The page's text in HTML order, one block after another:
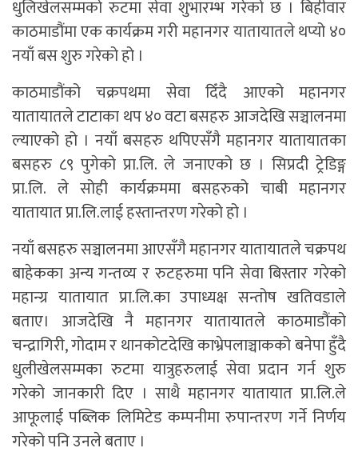
धुलिखेलसम्मको रुटमा सेवा शुभारम्भ गरेको छ । बिहीवार
काठमाडौंमा एक कार्यक्रम गरी महानगर यातायातले थप्यो ४०
नयाँ बस शुरु गरेको हो ।
काठमाडौंको चक्रपथमा सेवा दिँदै आएको महानगर
यातायातले टाटाका थप ४० वटा बसहरु आजदेखि सञ्चालनमा
ल्याएको हो । नयाँ बसहरु थपिएसँगै महानगर यातायातका
बसहरु ८९ पुगेको प्रा.लि. ले जनाएको छ । सिप्रदी ट्रेडिङ्ग
प्रा.लि. ले सोही कार्यक्रममा बसहरुको चाबी महानगर
यातायात प्रा.लि.लाई हस्तान्तरण गरेको हो ।
नयाँ बसहरु सञ्चालनमा आएसँगै महानगर यातायातले चक्रपथ
बाहेकका अन्य गन्तव्य र रुटहरुमा पनि सेवा बिस्तार गरेको
महान्ग्र यातायात प्रा.लि.का उपाध्यक्ष सन्तोष खतिवडाले
बताए। आजदेखि नै महानगर यातायातले काठमाडौंको
चन्द्रागिरी, गोदाम र थानकोटदेखि काभ्रेपलाञ्चाकको बनेपा हुँदै
धुलीखेलसम्मका रुटमा यात्रुहरुलाई सेवा प्रदान गर्न शुरु
गरेको जानकारी दिए । साथै महानगर यातायात प्रा.लि.ले
आफूलाई पब्लिक लिमिटेड कम्पनीमा रुपान्तरण गर्ने निर्णय
गरेको पनि उनले बताए ।